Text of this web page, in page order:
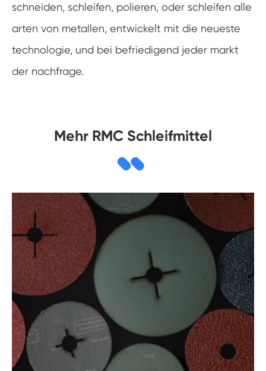
schneiden, schleifen, polieren, oder schleifen alle
arten von metallen, entwickelt mit die neueste
technologie, und bei befriedigend jeder markt
der nachfrage.
Mehr RMC Schleifmittel